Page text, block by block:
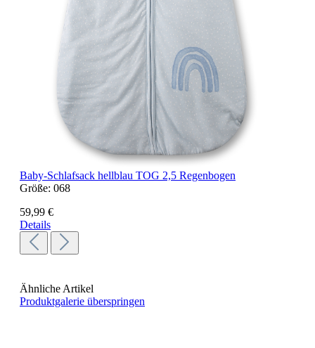
Baby-Schlafsack hellblau TOG 2,5 Regenbogen
Größe: 068
59,99 €
Details
Ähnliche Artikel
Produktgalerie überspringen